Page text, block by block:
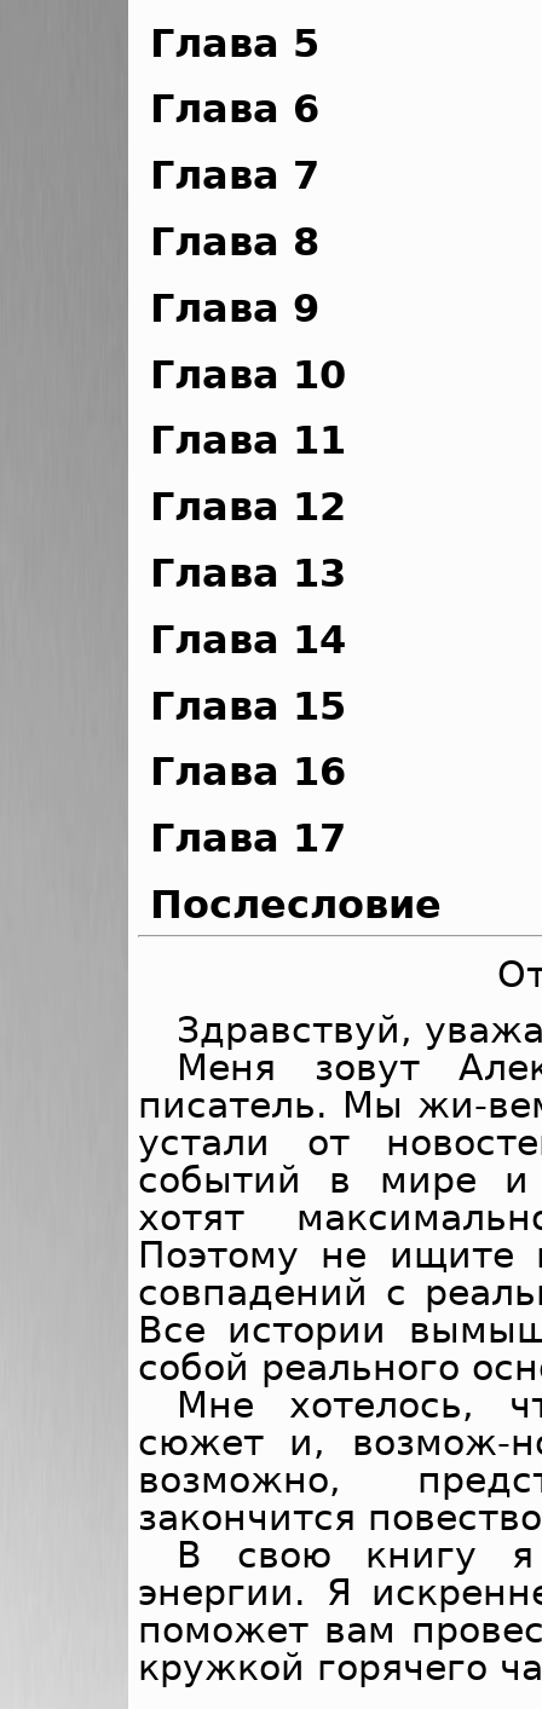
Глава 5
Глава 6
Глава 7
Глава 8
Глава 9
Глава 10
Глава 11
Глава 12
Глава 13
Глава 14
Глава 15
Глава 16
Глава 17
Послесловие
Здравствуй,
Меня зовут
писатель. Мы жи-
устали от
событий в мире и
хотят
Поэтому не ищите
совпадений с
Все истории
собой реального
Мне хотелось,
сюжет и, возмож-
возможно,
закончится
В свою книгу
энергии. Я
поможет вам
кружкой горячего